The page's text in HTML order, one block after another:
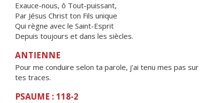
Exauce-nous, ô Tout-puissant,
Par Jésus Christ ton Fils unique
Qui règne avec le Saint-Esprit
Depuis toujours et dans les siècles.
ANTIENNE
Pour me conduire selon ta parole, j’ai tenu mes pas sur
tes traces.
PSAUME : 118-2